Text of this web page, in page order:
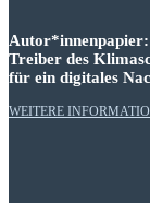
Treiber des
für ein digitales
WEITERE